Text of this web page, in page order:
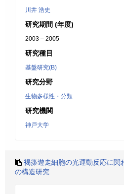
川井 浩史
研究期間 (年度)
2003 – 2005
研究種目
基盤研究(B)
研究分野
生物多様性・分類
研究機関
神戸大学
褐藻遊走細胞の光運動反応に関
の構造研究